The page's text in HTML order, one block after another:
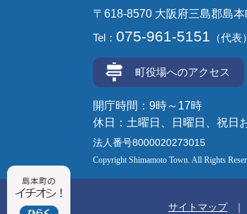
〒618-8570 大阪府三島郡島
Tel： 075-961-5151 （代表）
町役場へのアクセス
開庁時間：9時～17時
休日：土曜日、日曜日、祝日
法人番号8000020273015
Copyright Shimamoto Town. All Rights
サイトマップ